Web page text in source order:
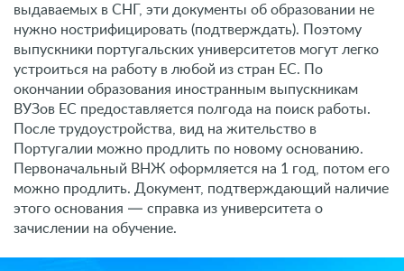
выдаваемых в СНГ, эти документы об образовании не
нужно нострифицировать (подтверждать). Поэтому
выпускники португальских университетов могут легко
устроиться на работу в любой из стран ЕС. По
окончании образования иностранным выпускникам
ВУЗов ЕС предоставляется полгода на поиск работы.
После трудоустройства, вид на жительство в
Португалии можно продлить по новому основанию.
Первоначальный ВНЖ оформляется на 1 год, потом его
можно продлить. Документ, подтверждающий наличие
этого основания — справка из университета о
зачислении на обучение.